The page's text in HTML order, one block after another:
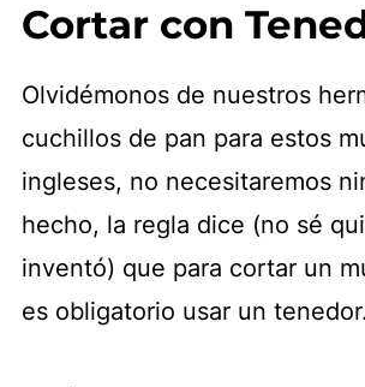
Cortar con
Olvidémonos de nuestros
cuchillos de pan para estos
ingleses, no necesitaremos
hecho, la regla dice (no sé
inventó) que para cortar un
es obligatorio usar un tenedor.